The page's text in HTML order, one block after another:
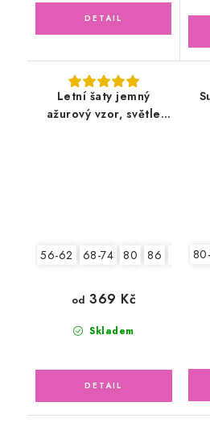
Letní šaty jemný
ažurový vzor, světle
56-62 68-74 80 86
Skladem
od 369 Kč